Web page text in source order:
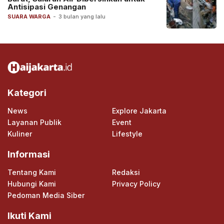
SUARA WARGA - 3 bulan yang lalu
Antisipasi Genangan
Kategori
News
Explore Jakarta
Layanan Publik
Event
Kuliner
Lifestyle
Informasi
Tentang Kami
Redaksi
Hubungi Kami
Privacy Policy
Pedoman Media Siber
Ikuti Kami